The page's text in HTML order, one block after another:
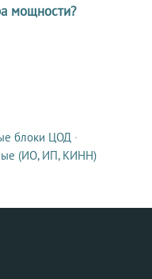
мощности?
блоки ЦОД ·
(ИО, ИП, КИНН)